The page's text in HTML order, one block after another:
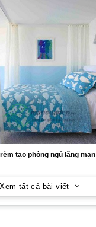
tạo phòng ngủ lãng mạn
Xem tất cả bài viết